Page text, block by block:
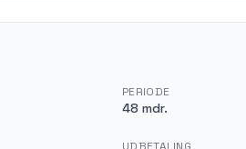
PERIODE
48 mdr.